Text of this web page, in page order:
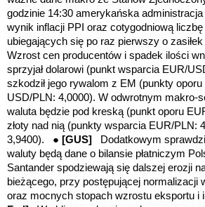
godzinie 14:30 amerykańska
wynik inflacji PPI oraz cotygodniową
ubiegających się po raz pierwszy o
Wzrost cen producentów i spadek ilości
sprzyjał dolarowi (punkt wsparcia EUR/
szkodził jego rywalom z EM (punkty
USD/PLN: 4,0000). W odwrotnym makro-
waluta będzie pod kreską (punkt oporu
złoty nad nią (punkty wsparcia EUR/PLN:
3,9400). ● [GUS]
Dodatkowym
waluty będą dane o bilansie płatniczym
Santander spodziewają się dalszej erozji
bieżącego, przy postępującej normalizacji
oraz mocnych stopach wzrostu eksportu